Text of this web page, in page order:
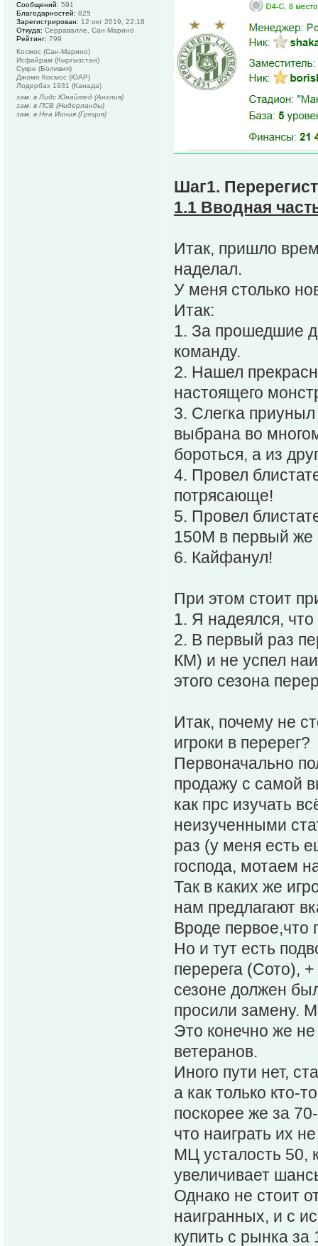
Шаг1.
1.1 Вводная
Итак, пришло
наделал.
У меня столько
Итак:
1. За прошедшие
команду.
2. Нашел
настоящего
3. Слегка
выбрана во
бороться, а из
4. Провел
потрясающе!
5. Провел
150М в первый же
6. Кайфанул!
При этом стоит
1. Я надеялся, что
2. В первый раз
КМ) и не успел
этого сезона
Итак, почему не
игроки в перерег?
Первоначально
продажу с самой
как прс изучать
неизученными
раз (у меня есть
господа, мотаем
Так в каких же
нам предлагают
Вроде первое,что
Но и тут есть
перерега (Сото),
сезоне должен
просили замену.
Это конечно же
ветеранов.
Иного пути нет,
а как только кто-
поскорее же за
что наиграть их
МЦ усталость 50,
увеличивает
Однако не стоит
наигранных, и с
купить с рынка
Сообщений: 591
Благодарностей: 825
Зарегистрирован: 12 окт 2019, 22:18
Откуда: Серравалле, Сан-Марино
Рейтинг: 799
Космос (Сан-Марино)
Исфайрам (Кыргызстан)
Сукре (Боливия)
Джомо Космос (ЮАР)
Лодербах 1931 (Канада)
зам. в Лидс Юнайтед (Англия)
зам. в ПСВ (Нидерланды)
зам. в Неа Иония (Греция)